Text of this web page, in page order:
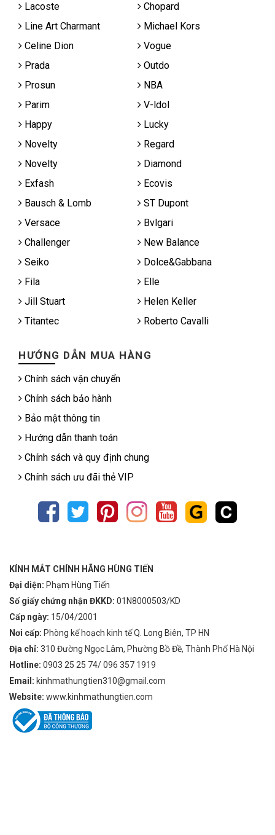
Lacoste
Chopard
Line Art Charmant
Michael Kors
Celine Dion
Vogue
Prada
Outdo
Prosun
NBA
Parim
V-ldol
Happy
Lucky
Novelty
Regard
Novelty
Diamond
Exfash
Ecovis
Bausch & Lomb
ST Dupont
Versace
Bvlgari
Challenger
New Balance
Seiko
Dolce&Gabbana
Fila
Elle
Jill Stuart
Helen Keller
Titantec
Roberto Cavalli
HƯỚNG DẪN MUA HÀNG
Chính sách vận chuyển
Chính sách bảo hành
Bảo mật thông tin
Hướng dẫn thanh toán
Chính sách và quy định chung
Chính sách ưu đãi thẻ VIP
KÍNH MẮT CHÍNH HÃNG HÙNG TIẾN
Đại diện: Phạm Hùng Tiến
Số giấy chứng nhận ĐKKD: 01N8000503/KD
Cấp ngày: 15/04/2001
Nơi cấp: Phòng kế hoạch kinh tế Q. Long Biên, TP HN
Địa chỉ: 310 Đường Ngọc Lâm, Phường Bồ Đề, Thành Phố Hà Nội
Hotline: 0903 25 25 74/ 096 357 1919
Email: kinhmathungtien310@gmail.com
Website: www.kinhmathungtien.com